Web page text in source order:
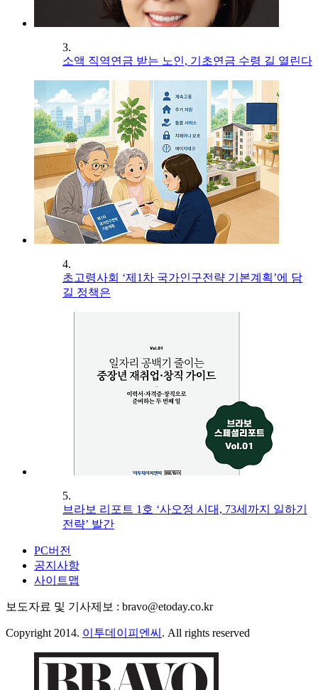
3.
소액 직역연금 받는 노인, 기초연금 수령 길 열린다
4.
초고령사회 ‘제1차 국가인구전략 기본계획’에 담
길 정책은
5.
브라보 리포트 1호 ‘사오정 시대, 73세까지 일하기
전략’ 발간
PC버전
공지사항
사이트맵
보도자료 및 기사제보 : bravo@etoday.co.kr
Copyright 2014. 이투데이피엔씨 . All rights reserved